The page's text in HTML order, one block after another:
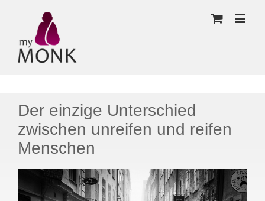
Der einzige Unterschied
zwischen unreifen und reifen
Menschen